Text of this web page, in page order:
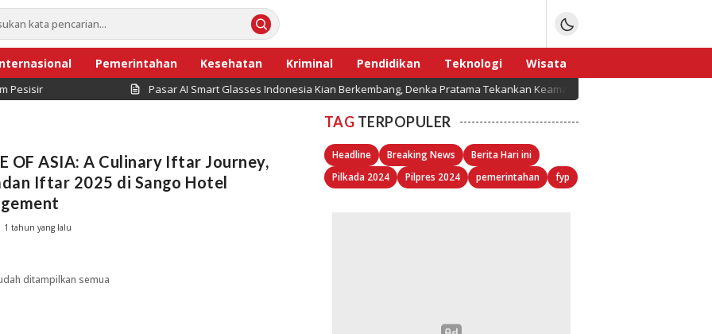
Pemerintahan Kesehatan Kriminal Pendidikan Teknologi
Wisata
Sport
Pasar AI Smart Glasses Indonesia Kian Berkembang, Denka Pratama Tekankan Keamanan Data dan Sertifikasi Resmi
OF ASIA: A Culinary Iftar Journey,
Iftar 2025 di Sango Hotel
1 tahun yang lalu
ditampilkan semua
TAG TERPOPULER
Headline Breaking News
Berita Hari ini
Pilkada 2024
Pilpres 2024 pemerintahan fyp